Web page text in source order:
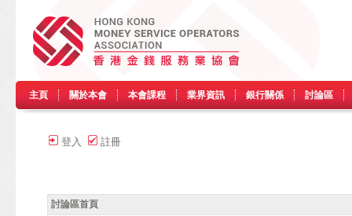
主頁 關於本會 本會課程 業界資訊 銀行關係 討論區
登入 註冊
討論區首頁